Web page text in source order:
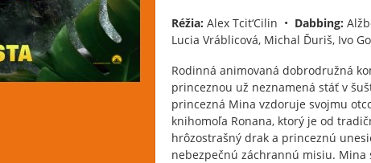
Réžia: Alex Tcit‘Cilin • Dabbing:
Lucia Vráblicová, Michal Ďuriš, Ivo
Rodinná animovaná dobrodružná
princeznou už neznamená stáť v
princezná Mina vzdoruje svojmu
knihomoľa Ronana, ktorý je od
hrôzostrašný drak a princeznú
nebezpečnú záchrannú misiu. Mina